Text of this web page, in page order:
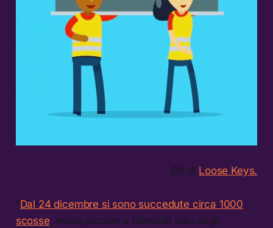
Gif di Loose Keys.
“Dal 24 dicembre si sono succedute circa 1000
scosse, molte piccole e rilevabili solo dagli